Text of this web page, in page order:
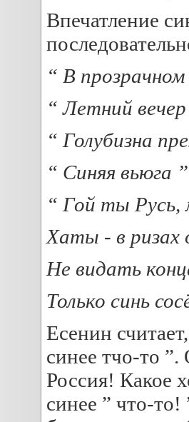
Впечатление
“ В
“ Летний
“ Голубизна
“ Синяя вьюга ”
“ Гой ты Русь,
Хаты - в ризах
Не видать
Только синь
Есенин
синее тчо-то
Россия! Какое
синее ” что-